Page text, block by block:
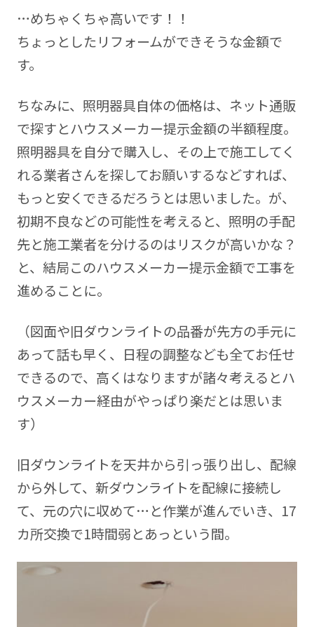
…めちゃくちゃ高いです！！
ちょっとしたリフォームができそうな金額で
す。
ちなみに、照明器具自体の価格は、ネット通販
で探すとハウスメーカー提示金額の半額程度。
照明器具を自分で購入し、その上で施工してく
れる業者さんを探してお願いするなどすれば、
もっと安くできるだろうとは思いました。が、
初期不良などの可能性を考えると、照明の手配
先と施工業者を分けるのはリスクが高いかな？
と、結局このハウスメーカー提示金額で工事を
進めることに。
（図面や旧ダウンライトの品番が先方の手元に
あって話も早く、日程の調整なども全てお任せ
できるので、高くはなりますが諸々考えるとハ
ウスメーカー経由がやっぱり楽だとは思いま
す）
旧ダウンライトを天井から引っ張り出し、配線
から外して、新ダウンライトを配線に接続し
て、元の穴に収めて…と作業が進んでいき、17
カ所交換で1時間弱とあっという間。